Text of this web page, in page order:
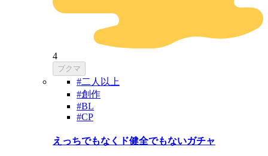
4
ブクマ
#二人以上
#創作
#BL
#CP
えっちでもなくド健全でもないガチャ